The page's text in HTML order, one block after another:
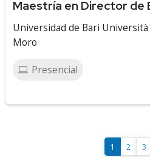
Maestría en Director de
Universidad de Bari
Moro
Presencial
1 2 3